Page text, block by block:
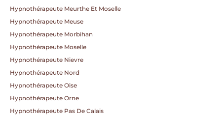
Hypnothérapeute Meurthe Et Moselle
Hypnothérapeute Meuse
Hypnothérapeute Morbihan
Hypnothérapeute Moselle
Hypnothérapeute Nievre
Hypnothérapeute Nord
Hypnothérapeute Oise
Hypnothérapeute Orne
Hypnothérapeute Pas De Calais